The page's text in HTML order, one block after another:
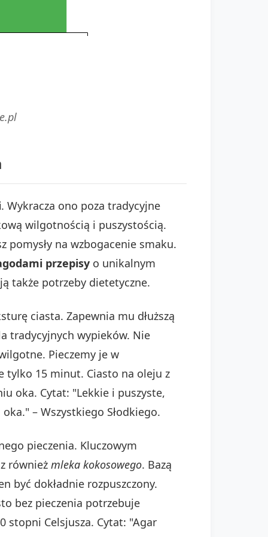
. Wykracza ono poza tradycyjne
wilgotnością i puszystością.
pomysły na wzbogacenie smaku.
przepisy o unikalnym
także potrzeby dietetyczne.
ciasta. Zapewnia mu dłuższą
tradycyjnych wypieków. Nie
Pieczemy je w
tylko 15 minut. Ciasto na oleju z
oka. Cytat: "Lekkie i puszyste,
– Wszystkiego Słodkiego.
pieczenia. Kluczowym
również mleka kokosowego. Bazą
być dokładnie rozpuszczony.
bez pieczenia potrzebuje
stopni Celsjusza. Cytat: "Agar